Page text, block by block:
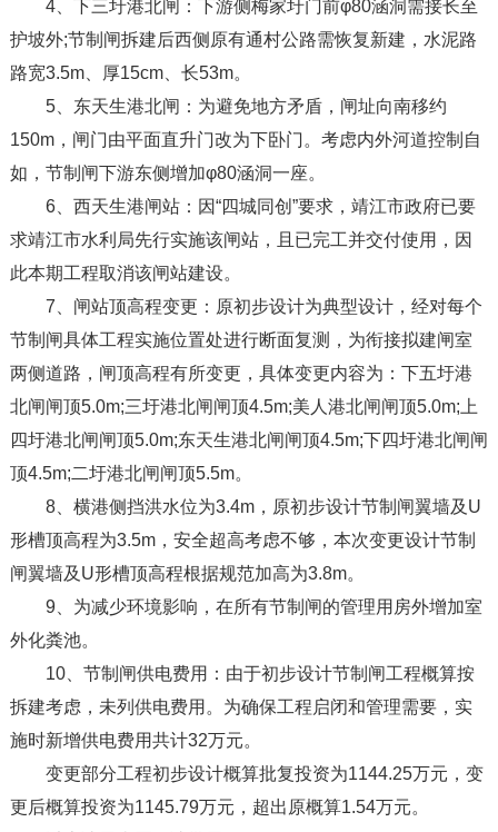
4、下三圩港北闸：下游侧梅家圩门前φ80涵洞需接长至
护坡外;节制闸拆建后西侧原有通村公路需恢复新建，水泥路
路宽3.5m、厚15cm、长53m。
5、东天生港北闸：为避免地方矛盾，闸址向南移约
150m，闸门由平面直升门改为下卧门。考虑内外河道控制自
如，节制闸下游东侧增加φ80涵洞一座。
6、西天生港闸站：因“四城同创”要求，靖江市政府已要
求靖江市水利局先行实施该闸站，且已完工并交付使用，因
此本期工程取消该闸站建设。
7、闸站顶高程变更：原初步设计为典型设计，经对每个
节制闸具体工程实施位置处进行断面复测，为衔接拟建闸室
两侧道路，闸顶高程有所变更，具体变更内容为：下五圩港
北闸闸顶5.0m;三圩港北闸闸顶4.5m;美人港北闸闸顶5.0m;上
四圩港北闸闸顶5.0m;东天生港北闸闸顶4.5m;下四圩港北闸闸
顶4.5m;二圩港北闸闸顶5.5m。
8、横港侧挡洪水位为3.4m，原初步设计节制闸翼墙及U
形槽顶高程为3.5m，安全超高考虑不够，本次变更设计节制
闸翼墙及U形槽顶高程根据规范加高为3.8m。
9、为减少环境影响，在所有节制闸的管理用房外增加室
外化粪池。
10、节制闸供电费用：由于初步设计节制闸工程概算按
拆建考虑，未列供电费用。为确保工程启闭和管理需要，实
施时新增供电费用共计32万元。
变更部分工程初步设计概算批复投资为1144.25万元，变
更后概算投资为1145.79万元，超出原概算1.54万元。